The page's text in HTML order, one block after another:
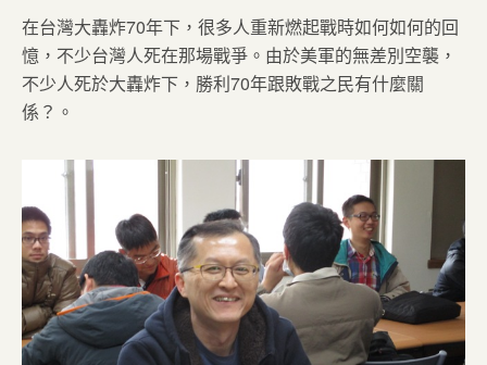
在台灣大轟炸70年下，很多人重新燃起戰時如何如何的回
憶，不少台灣人死在那場戰爭。由於美軍的無差別空襲，
不少人死於大轟炸下，勝利70年跟敗戰之民有什麼關
係？。